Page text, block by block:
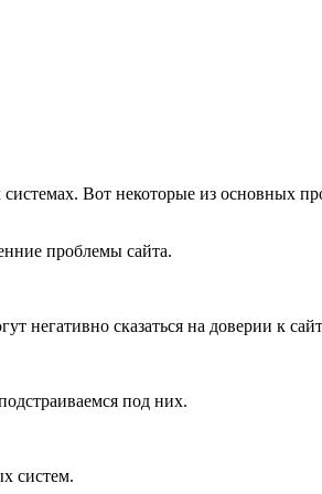
Вот некоторые из основных
проблемы сайта.
негативно сказаться на доверии к
под них.
систем.